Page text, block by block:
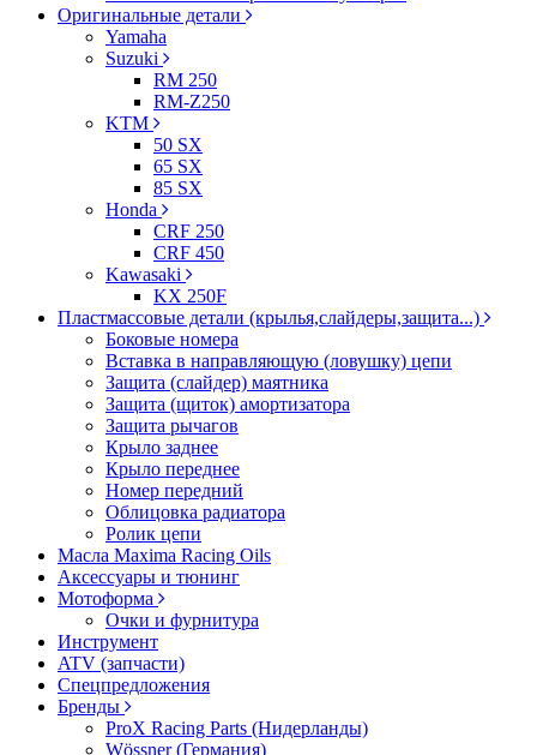
Оригинальные детали
Yamaha
Suzuki
RM 250
RM-Z250
KTM
50 SX
65 SX
85 SX
Honda
CRF 250
CRF 450
Kawasaki
KX 250F
Пластмассовые детали (крылья,слайдеры,защита...)
Боковые номера
Вставка в направляющую (ловушку) цепи
Защита (слайдер) маятника
Защита (щиток) амортизатора
Защита рычагов
Крыло заднее
Крыло переднее
Номер передний
Облицовка радиатора
Ролик цепи
Масла Maxima Racing Oils
Аксессуары и тюнинг
Мотоформа
Очки и фурнитура
Инструмент
ATV (запчасти)
Спецпредложения
Бренды
ProX Racing Parts (Нидерланды)
Wössner (Германия)